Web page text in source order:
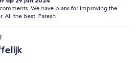
We have plans for improving the
All the best. Paresh